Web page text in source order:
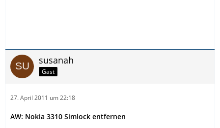
susanah
Gast
27. April 2011 um 22:18
AW: Nokia 3310 Simlock entfernen